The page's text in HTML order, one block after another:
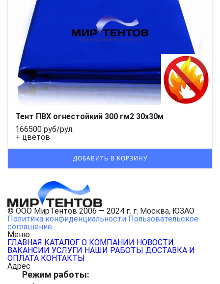
Тент ПВХ огнестойкий 300 гм2 30х30м
166500 руб/рул.
+ цветов
© ООО МирТентов 2006 — 2024 г. г. Москва, ЮЗАО
Политика конфиденциальности Пользовательское
соглашение
Меню
ГЛАВНАЯ КАТАЛОГ О КОМПАНИИ НОВОСТИ
ВАКАНСИИ УСЛУГИ НАШИ РАБОТЫ ДОСТАВКА И
ОПЛАТА КОНТАКТЫ
Адрес
Режим работы: